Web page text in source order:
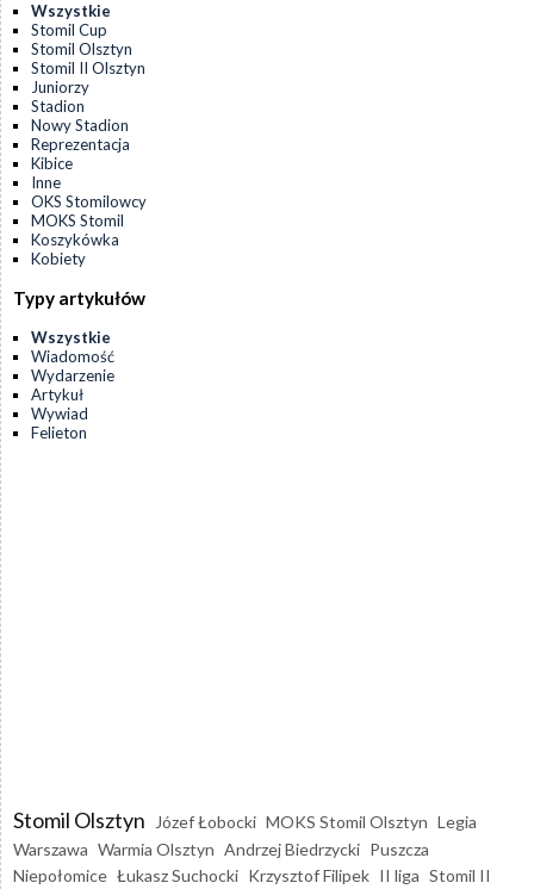
Wszystkie
Stomil Cup
Stomil Olsztyn
Stomil II Olsztyn
Juniorzy
Stadion
Nowy Stadion
Reprezentacja
Kibice
Inne
OKS Stomilowcy
MOKS Stomil
Koszykówka
Kobiety
Typy artykułów
Wszystkie
Wiadomość
Wydarzenie
Artykuł
Wywiad
Felieton
Stomil Olsztyn Józef Łobocki MOKS Stomil Olsztyn Legia
Warszawa Warmia Olsztyn Andrzej Biedrzycki Puszcza
Niepołomice Łukasz Suchocki Krzysztof Filipek II liga Stomil II